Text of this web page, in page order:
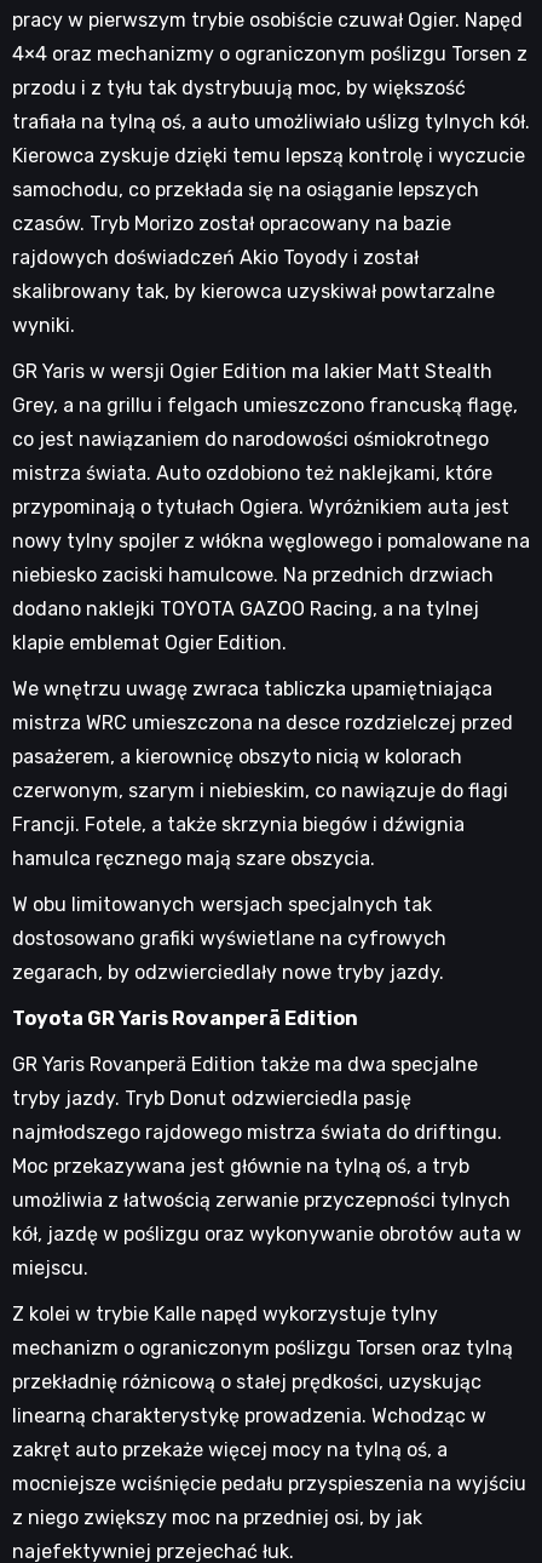
pracy w pierwszym trybie osobiście czuwał Ogier. Napęd
4×4 oraz mechanizmy o ograniczonym poślizgu Torsen z
przodu i z tyłu tak dystrybuują moc, by większość
trafiała na tylną oś, a auto umożliwiało uślizg tylnych kół.
Kierowca zyskuje dzięki temu lepszą kontrolę i wyczucie
samochodu, co przekłada się na osiąganie lepszych
czasów. Tryb Morizo został opracowany na bazie
rajdowych doświadczeń Akio Toyody i został
skalibrowany tak, by kierowca uzyskiwał powtarzalne
wyniki.
GR Yaris w wersji Ogier Edition ma lakier Matt Stealth
Grey, a na grillu i felgach umieszczono francuską flagę,
co jest nawiązaniem do narodowości ośmiokrotnego
mistrza świata. Auto ozdobiono też naklejkami, które
przypominają o tytułach Ogiera. Wyróżnikiem auta jest
nowy tylny spojler z włókna węglowego i pomalowane na
niebiesko zaciski hamulcowe. Na przednich drzwiach
dodano naklejki TOYOTA GAZOO Racing, a na tylnej
klapie emblemat Ogier Edition.
We wnętrzu uwagę zwraca tabliczka upamiętniająca
mistrza WRC umieszczona na desce rozdzielczej przed
pasażerem, a kierownicę obszyto nicią w kolorach
czerwonym, szarym i niebieskim, co nawiązuje do flagi
Francji. Fotele, a także skrzynia biegów i dźwignia
hamulca ręcznego mają szare obszycia.
W obu limitowanych wersjach specjalnych tak
dostosowano grafiki wyświetlane na cyfrowych
zegarach, by odzwierciedlały nowe tryby jazdy.
Toyota GR Yaris Rovanperä Edition
GR Yaris Rovanperä Edition także ma dwa specjalne
tryby jazdy. Tryb Donut odzwierciedla pasję
najmłodszego rajdowego mistrza świata do driftingu.
Moc przekazywana jest głównie na tylną oś, a tryb
umożliwia z łatwością zerwanie przyczepności tylnych
kół, jazdę w poślizgu oraz wykonywanie obrotów auta w
miejscu.
Z kolei w trybie Kalle napęd wykorzystuje tylny
mechanizm o ograniczonym poślizgu Torsen oraz tylną
przekładnię różnicową o stałej prędkości, uzyskując
linearną charakterystykę prowadzenia. Wchodząc w
zakręt auto przekaże więcej mocy na tylną oś, a
mocniejsze wciśnięcie pedału przyspieszenia na wyjściu
z niego zwiększy moc na przedniej osi, by jak
najefektywniej przejechać łuk.